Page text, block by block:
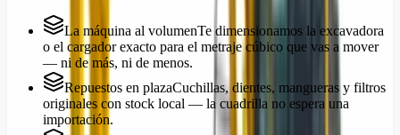
La máquina al volumenTe dimensionamos la excavadora
o el cargador exacto para el metraje cúbico que vas a mover
— ni de más, ni de menos.
Repuestos en plazaCuchillas, dientes, mangueras y filtros
originales con stock local — la cuadrilla no espera una
importación.